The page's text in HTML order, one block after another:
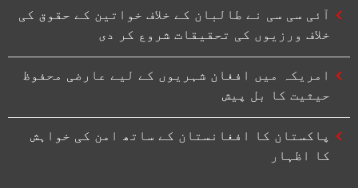
آئی سی سی نے طالبان کے خلاف خواتین کے حقوق کی
خلاف ورزیوں کی تحقیقات شروع کر دی
امریکہ میں افغان شہریوں کے لیے عارضی محفوظ
حیثیت کا بل پیش
پاکستان کا افغانستان کے ساتھ امن کی خواہش
کا اظہار